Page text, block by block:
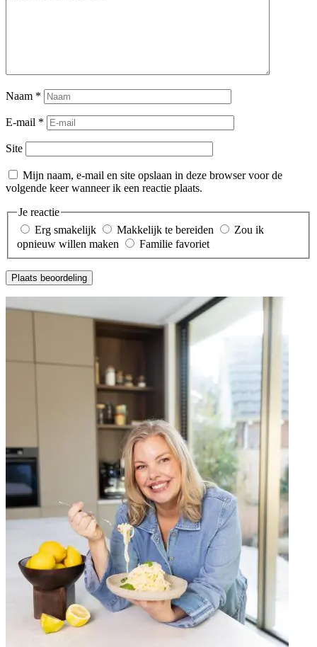
Naam *
E-mail *
Site
Mijn naam, e-mail en site opslaan in deze browser voor de
volgende keer wanneer ik een reactie plaats.
Je reactie
Erg smakelijk
Makkelijk te bereiden
Zou ik
opnieuw willen maken
Familie favoriet
Plaats beoordeling